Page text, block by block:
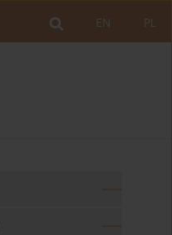
PL
EN